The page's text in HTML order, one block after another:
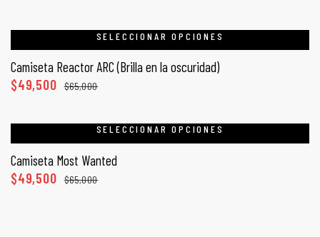
SELECCIONAR OPCIONES
Camiseta Reactor ARC (Brilla en la oscuridad)
$65,000
$49,500
SELECCIONAR OPCIONES
Camiseta Most Wanted
$65,000
$49,500